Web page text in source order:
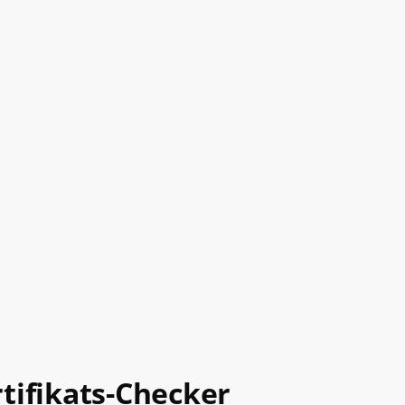
Checker